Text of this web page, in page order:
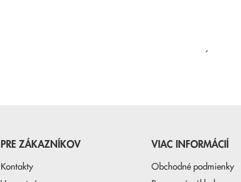
PRE ZÁKAZNÍKOV
Kontakty
VIAC INFORMÁCIÍ
Obchodné podmienky